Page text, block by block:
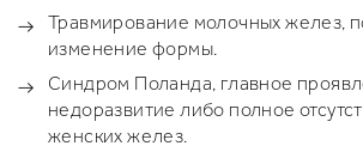
Травмирование молочных желез,
изменение формы.
Синдром Поланда, главное
недоразвитие либо полное
женских желез.